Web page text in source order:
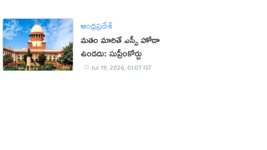
ఆంధ్రప్రదేశ్
మతం మారితే ఎస్సీ హోదా
ఉండదు: సుప్రీంకోర్టు
Jul 19, 2026, 01:07 IST